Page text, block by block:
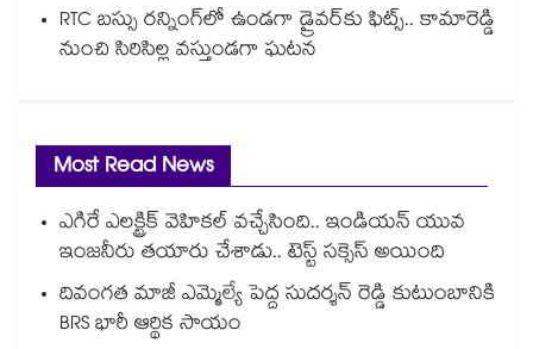
RTC బస్సు రన్నింగ్⁫లో ఉండగా డ్రైవర్‌కు ఫిట్స్.. కామారెడ్డి
నుంచి సిరిసిల్ల వస్తుండగా ఘటన
Most Read News
ఎగిరే ఎలక్ట్రిక్ వెహికల్ వచ్చేసింది.. ఇండియన్ యువ
ఇంజనీరు తయారు చేశాడు.. టెస్ట్ సక్సెస్ అయింది
దివంగత మాజీ ఎమ్మెల్యే పెద్ద సుదర్శన్ రెడ్డి కుటుంబానికి
BRS భారీ ఆర్థిక సాయం